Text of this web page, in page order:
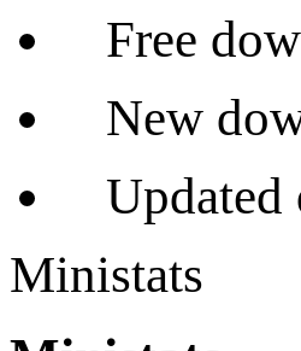
Free
New
Updated
Ministats